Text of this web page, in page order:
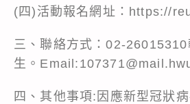
(四)活動報名網址： https://
三、聯絡方式：02-
生。
四、其他事項:因應新型冠狀